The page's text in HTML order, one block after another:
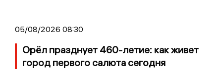
05/08/2026 08:30
Орёл празднует 460-летие: как живет
город первого салюта сегодня